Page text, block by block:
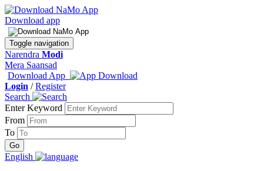
Download app
Toggle navigation
Narendra Modi
Mera Saansad
Download App
Login /Register
Search
Enter Keyword
From
To
English